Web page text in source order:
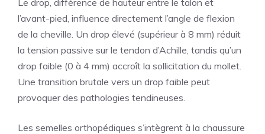
Le drop, différence de hauteur entre le talon et
l’avant-pied, influence directement l’angle de flexion
de la cheville. Un drop élevé (supérieur à 8 mm) réduit
la tension passive sur le tendon d’Achille, tandis qu’un
drop faible (0 à 4 mm) accroît la sollicitation du mollet.
Une transition brutale vers un drop faible peut
provoquer des pathologies tendineuses.
Les semelles orthopédiques s’intègrent à la chaussure